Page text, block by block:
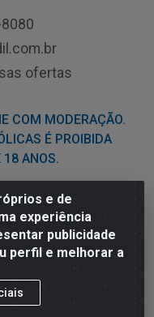
e de
experiência
publicidade
perfil e melhorar a
ofertas
COM MODERAÇÃO.
É PROIBIDA
18 ANOS.
2738, Bloco F -
400 - CNPJ
41